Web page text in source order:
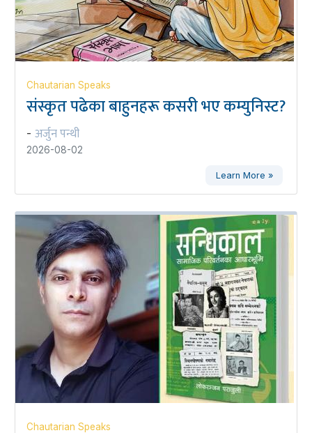
Chautarian Speaks
संस्कृत पढेका बाहुनहरू कसरी भए कम्युनिस्ट?
- अर्जुन पन्थी
2026-08-02
Learn More »
Chautarian Speaks